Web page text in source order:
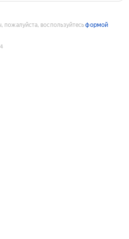
пожалуйста, воспользуйтесьформой